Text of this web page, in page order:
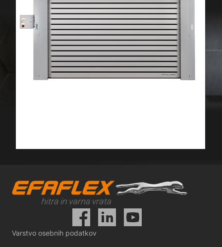
Varstvo osebnih podatkov